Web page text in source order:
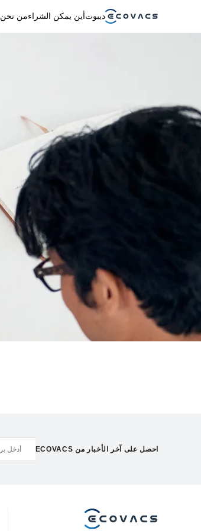
ديبوتأين يمكن الشراءمن نحن
احصل على آخر الأخبار من ECOVACS